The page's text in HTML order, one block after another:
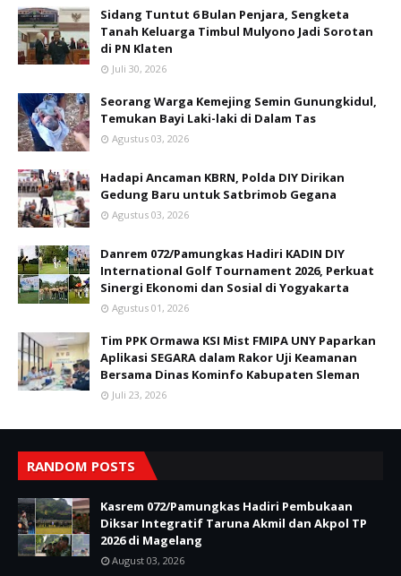
Sidang Tuntut 6 Bulan Penjara, Sengketa
Tanah Keluarga Timbul Mulyono Jadi Sorotan
di PN Klaten
Juli 30, 2026
Seorang Warga Kemejing Semin Gunungkidul,
Temukan Bayi Laki-laki di Dalam Tas
Agustus 03, 2026
Hadapi Ancaman KBRN, Polda DIY Dirikan
Gedung Baru untuk Satbrimob Gegana
Agustus 03, 2026
Danrem 072/Pamungkas Hadiri KADIN DIY
International Golf Tournament 2026, Perkuat
Sinergi Ekonomi dan Sosial di Yogyakarta
Agustus 01, 2026
Tim PPK Ormawa KSI Mist FMIPA UNY Paparkan
Aplikasi SEGARA dalam Rakor Uji Keamanan
Bersama Dinas Kominfo Kabupaten Sleman
Juli 23, 2026
RANDOM POSTS
Kasrem 072/Pamungkas Hadiri Pembukaan
Diksar Integratif Taruna Akmil dan Akpol TP
2026 di Magelang
August 03, 2026